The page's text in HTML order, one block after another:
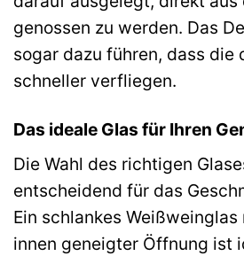
genossen zu werden. Das
sogar dazu führen, dass die
schneller verfliegen.
Das ideale Glas für Ihren
Die Wahl des richtigen
entscheidend für das
Ein schlankes
innen geneigter Öffnung ist